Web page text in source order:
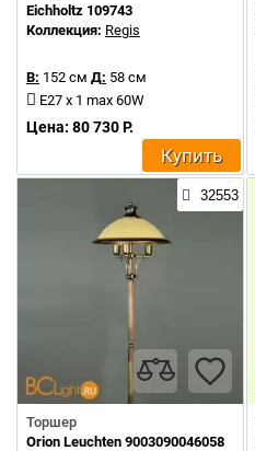
Eichholtz 109743
Коллекция: Regis
В: 152 см Д: 58 см
E27 x 1 max 60W
Цена: 80 730 Р.
Купить
32553
Торшер
Orion Leuchten 9003090046058